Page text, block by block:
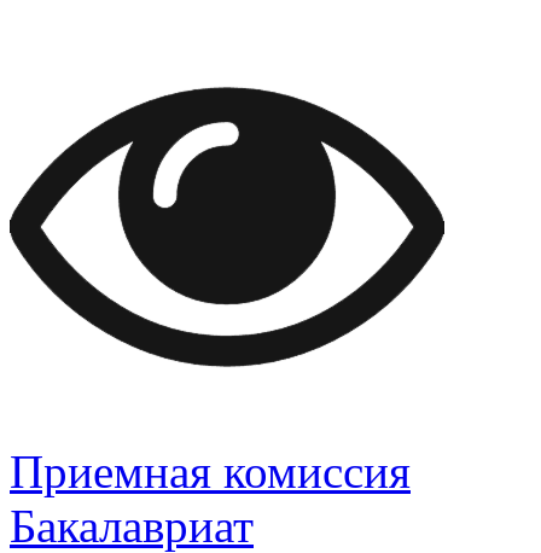
Приемная комиссия
Бакалавриат